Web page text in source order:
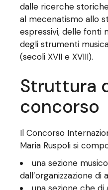
dalle ricerche
al mecenatismo allo
espressivi, delle fonti
degli strumenti
(secoli XVII e XVIII).
Struttura
concorso
Il Concorso
Maria Ruspoli si
una sezione
dall’organizzazione di